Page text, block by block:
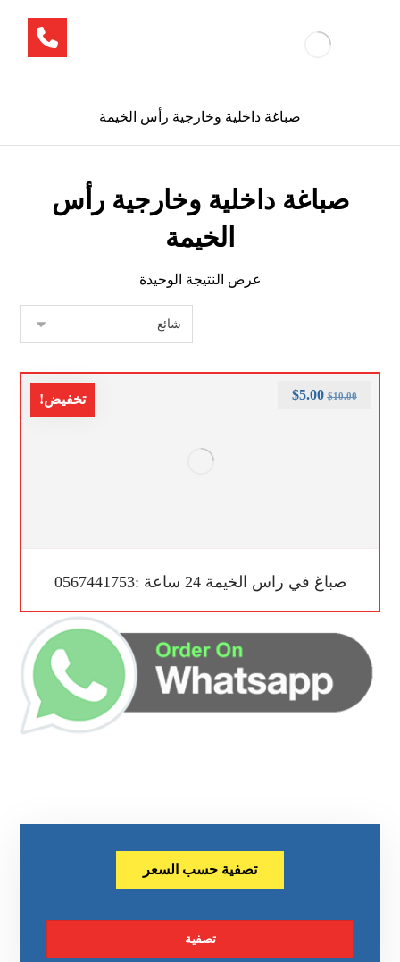
صباغة داخلية وخارجية رأس الخيمة
صباغة داخلية وخارجية رأس
الخيمة
عرض النتيجة الوحيدة
تخفيض!
صباغ في راس الخيمة 24 ساعة :0567441753
$10.00
$5.00
تصفية حسب السعر
تصفية